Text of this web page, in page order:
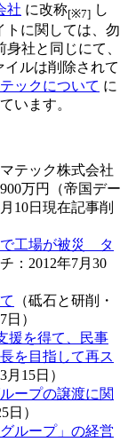
社 に改称[※7] し
トに関しては、勿
社と同じにて、
ルは削除されて
ックについて に
います。
テック株式会社
万円
（帝国デー
10日現在記事削
で工場が被災 タ
：2012年7月30
（砥石と研削・
）
援を得て、民事
を目指して再ス
15日）
ープの譲渡に関
日）
ループ」の経営